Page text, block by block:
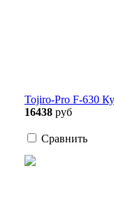
Tojiro-Pro F-630
16438 руб
Сравнить